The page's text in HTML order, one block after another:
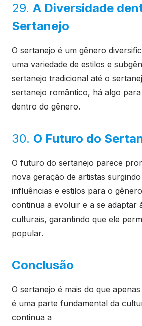
29. A Diversidade
Sertanejo
O sertanejo é um gênero
uma variedade de estilos e
sertanejo tradicional até o
sertanejo romântico, há algo
dentro do gênero.
30. O Futuro do
O futuro do sertanejo parece
nova geração de artistas
influências e estilos para o
continua a evoluir e a se adaptar
culturais, garantindo que ele
popular.
Conclusão
O sertanejo é mais do que
é uma parte fundamental da
continua a